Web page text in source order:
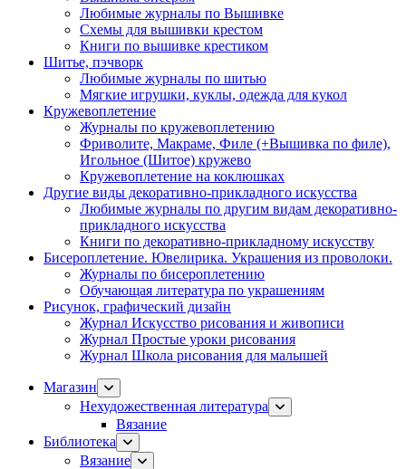
Любимые журналы по Вышивке
Схемы для вышивки крестом
Книги по вышивке крестиком
Шитье, пэчворк
Любимые журналы по шитью
Мягкие игрушки, куклы, одежда для кукол
Кружевоплетение
Журналы по кружевоплетению
Фриволите, Макраме, Филе (+Вышивка по филе),
Игольное (Шитое) кружево
Кружевоплетение на коклюшках
Другие виды декоративно-прикладного искусства
Любимые журналы по другим видам декоративно-
прикладного искусства
Книги по декоративно-прикладному искусству
Бисероплетение. Ювелирика. Украшения из проволоки.
Журналы по бисероплетению
Обучающая литература по украшениям
Рисунок, графический дизайн
Журнал Искусство рисования и живописи
Журнал Простые уроки рисования
Журнал Школа рисования для малышей
Магазин
Нехудожественная литература
Вязание
Библиотека
Вязание